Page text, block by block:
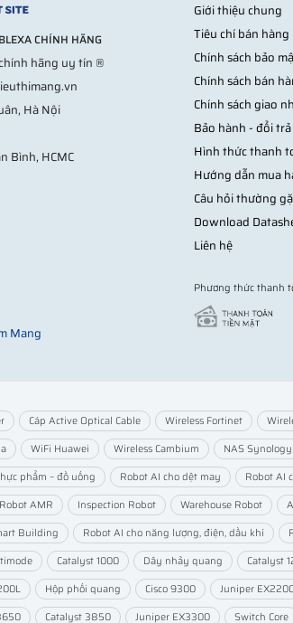
CHÍNH HÃNG
hãng uy tín ®
Hà Nội
Bình, HCMC
Giới thiệu chung
Tiêu chí bán hàng
Chính sách bảo
Chính sách bán
Chính sách giao
Bảo hành - đổi
Hình thức thanh
Hướng dẫn mua
Câu hỏi thường
Download
Liên hệ
Phương thức thanh
Cáp Active Optical Cable Wireless Fortinet
WiFi Huawei Wireless Cambium NAS Synology
phẩm – đồ uống Robot AI cho dệt may Robot AI
Robot AMR Inspection Robot Warehouse Robot
Building Robot AI cho năng lượng, điện, dầu khí
Catalyst 1000 Dây nhảy quang Catalyst
Hộp phối quang Cisco 9300 Juniper
Catalyst 3850 Juniper EX3300 Switch Core